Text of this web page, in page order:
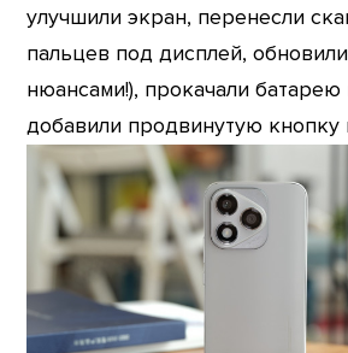
улучшили экран, перенесли
пальцев под дисплей,
нюансами!), прокачали батарею
добавили продвинутую кнопку